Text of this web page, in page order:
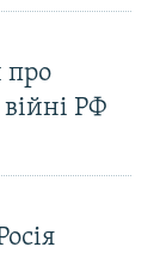
про
РФ